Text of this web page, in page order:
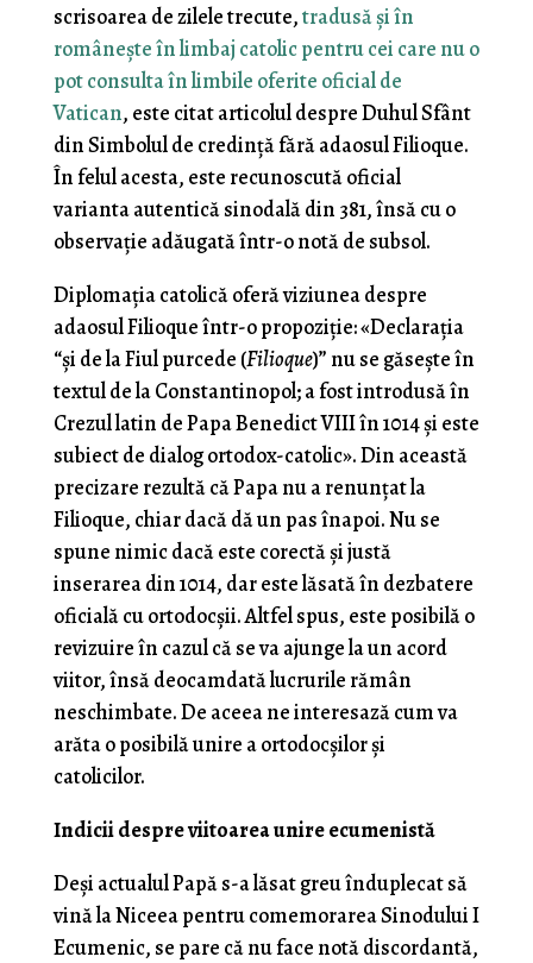
scrisoarea de zilele trecute,tradusă și în
românește în limbaj catolic pentru cei care nu o
pot consulta în limbile oferite oficial de
Vatican, este citat articolul despre Duhul Sfânt
din Simbolul de credință fără adaosul Filioque.
În felul acesta, este recunoscută oficial
varianta autentică sinodală din 381, însă cu o
observație adăugată într-o notă de subsol.
Diplomația catolică oferă viziunea despre
adaosul Filioque într-o propoziție: «Declarația
“și de la Fiul purcede (Filioque)” nu se găsește în
textul de la Constantinopol; a fost introdusă în
Crezul latin de Papa Benedict VIII în 1014 și este
subiect de dialog ortodox-catolic». Din această
precizare rezultă că Papa nu a renunțat la
Filioque, chiar dacă dă un pas înapoi. Nu se
spune nimic dacă este corectă și justă
inserarea din 1014, dar este lăsată în dezbatere
oficială cu ortodocșii. Altfel spus, este posibilă o
revizuire în cazul că se va ajunge la un acord
viitor, însă deocamdată lucrurile rămân
neschimbate. De aceea ne interesază cum va
arăta o posibilă unire a ortodocșilor și
catolicilor.
Indicii despre viitoarea unire ecumenistă
Deși actualul Papă s-a lăsat greu înduplecat să
vină la Niceea pentru comemorarea Sinodului I
Ecumenic, se pare că nu face notă discordantă,